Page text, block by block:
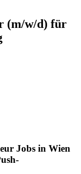
(m/w/d) für
Jobs in Wien